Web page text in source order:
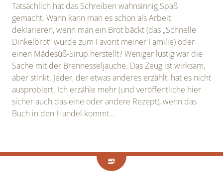
Tatsächlich hat das Schreiben wahnsinnig Spaß
gemacht. Wann kann man es schon als Arbeit
deklarieren, wenn man ein Brot bäckt (das „Schnelle
Dinkelbrot“ wurde zum Favorit meiner Familie) oder
einen Mädesüß-Sirup herstellt? Weniger lustig war die
Sache mit der Brennesseljauche. Das Zeug ist wirksam,
aber stinkt. Jeder, der etwas anderes erzählt, hat es nicht
ausprobiert. Ich erzähle mehr (und veröffentliche hier
sicher auch das eine oder andere Rezept), wenn das
Buch in den Handel kommt…